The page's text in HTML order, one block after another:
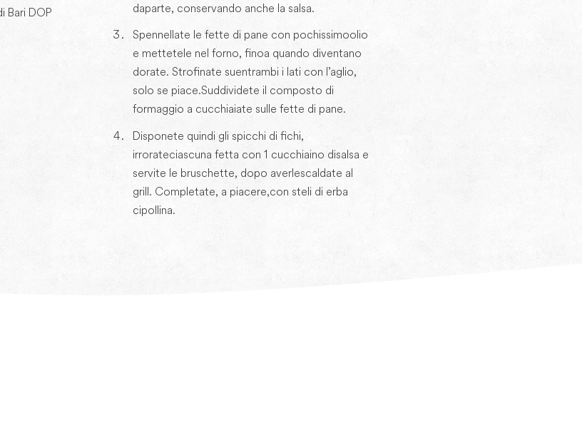
Bari DOP
da parte, conservando anche la salsa.
Spennellate le fette di pane con pochissimo olio
e mettetele nel forno, fino a quando diventano
dorate. Strofinate su entrambi i lati con l’aglio,
solo se piace. Suddividete il composto di
formaggio a cucchiaiate sulle fette di pane.
Disponete quindi gli spicchi di fichi,
irrorate ciascuna fetta con 1 cucchiaino di salsa e
servite le bruschette, dopo averle scaldate al
grill. Completate, a piacere, con steli di erba
cipollina.